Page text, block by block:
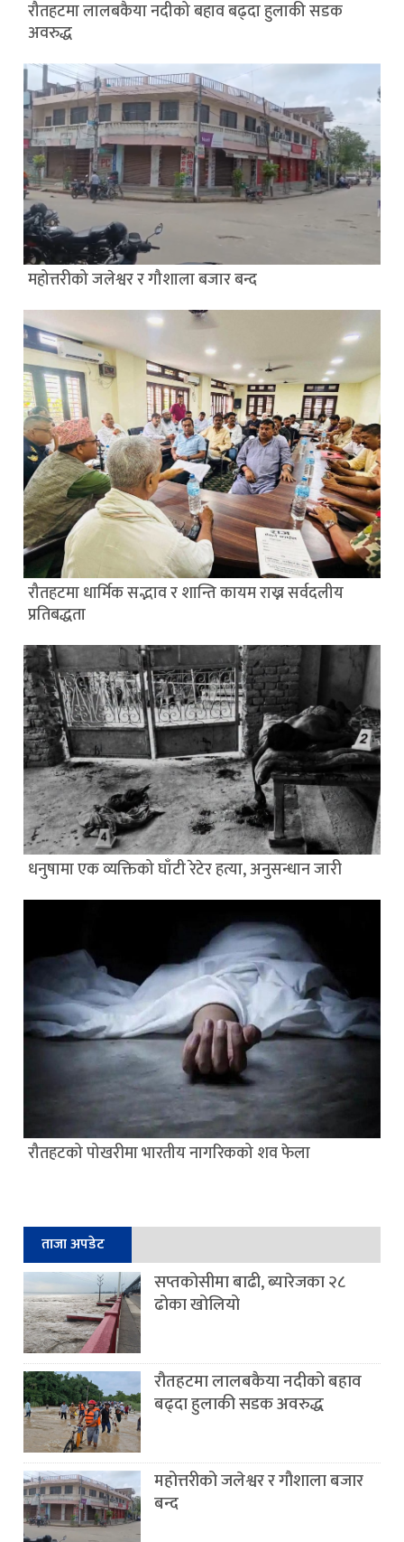
रौतहटमा लालबकैया नदीको बहाव बढ्दा हुलाकी सडक
अवरुद्ध
महोत्तरीको जलेश्वर र गौशाला बजार बन्द
रौतहटमा धार्मिक सद्भाव र शान्ति कायम राख्न सर्वदलीय
प्रतिबद्धता
धनुषामा एक व्यक्तिको घाँटी रेटेर हत्या, अनुसन्धान जारी
रौतहटको पोखरीमा भारतीय नागरिकको शव फेला
ताजा अपडेट
सप्तकोसीमा बाढी, ब्यारेजका २८
ढोका खोलियो
रौतहटमा लालबकैया नदीको बहाव
बढ्दा हुलाकी सडक अवरुद्ध
महोत्तरीको जलेश्वर र गौशाला बजार
बन्द